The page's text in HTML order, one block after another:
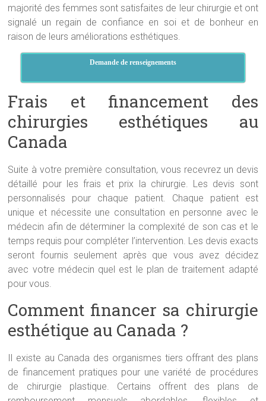
majorité des femmes sont satisfaites de leur chirurgie et ont
signalé un regain de confiance en soi et de bonheur en
raison de leurs améliorations esthétiques.
Demande de renseignements
Frais et financement des
chirurgies esthétiques au
Canada
Suite à votre première consultation, vous recevrez un devis
détaillé pour les frais et prix la chirurgie. Les devis sont
personnalisés pour chaque patient. Chaque patient est
unique et nécessite une consultation en personne avec le
médecin afin de déterminer la complexité de son cas et le
temps requis pour compléter l’intervention. Les devis exacts
seront fournis seulement après que vous avez décidez
avec votre médecin quel est le plan de traitement adapté
pour vous.
Comment financer sa chirurgie
esthétique au Canada ?
Il existe au Canada des organismes tiers offrant des plans
de financement pratiques pour une variété de procédures
de chirurgie plastique. Certains offrent des plans de